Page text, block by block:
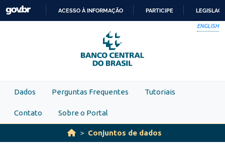
Skip to main content
PARA
O
CONTEÚDO
ACESSO À INFORMAÇÃO PARTICIPE
ENGLISH
Dados Perguntas Frequentes Tutoriais
Contato Sobre o Portal
Conjuntos de dados